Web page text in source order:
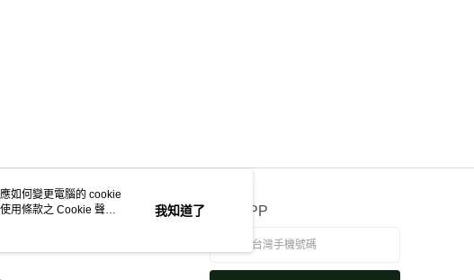
官方APP
如何變更電腦的 cookie
用條款之 Cookie 聲明
我知道了